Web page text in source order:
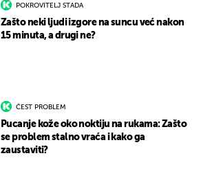
POKROVITELJ STADA
Zašto neki ljudi izgore na suncu već nakon
15 minuta, a drugi ne?
ČEST PROBLEM
Pucanje kože oko noktiju na rukama: Zašto
se problem stalno vraća i kako ga
zaustaviti?